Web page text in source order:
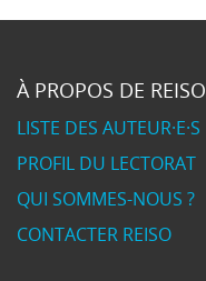
À PROPOS DE REISO
LISTE DES AUTEUR·E·S
PROFIL DU LECTORAT
QUI SOMMES-NOUS ?
CONTACTER REISO